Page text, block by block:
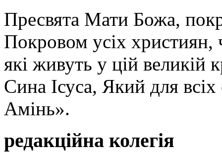
Пресвята Мати Божа,
Покровом усіх християн,
які живуть у цій великій
Сина Ісуса, Який для
Амінь».
редакційна колегія